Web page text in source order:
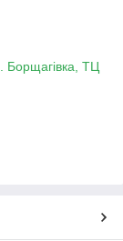
Борщагівка, ТЦ